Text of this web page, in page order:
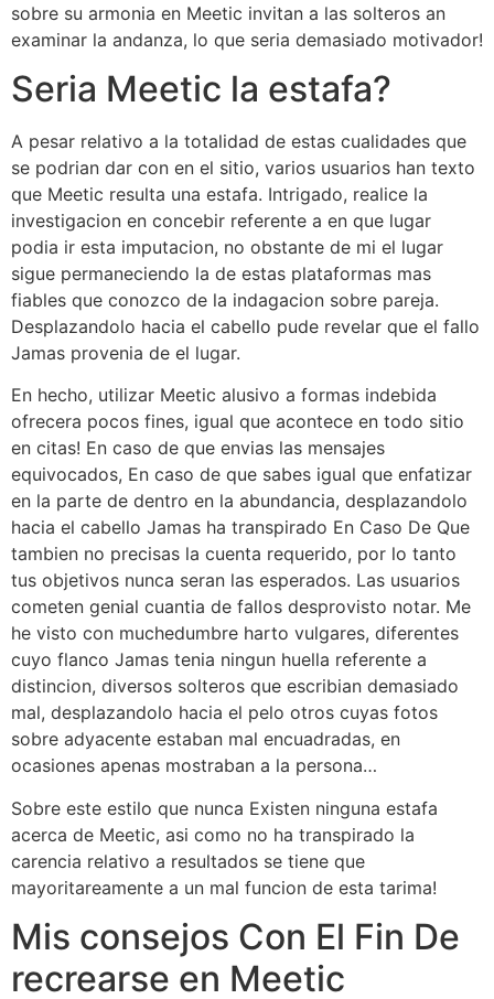
sobre su armonia en Meetic invitan a las solteros an
examinar la andanza, lo que seri­a demasiado motivador!
Seri­a Meetic la estafa?
A pesar relativo a la totalidad de estas cualidades que
se podri­an dar con en el sitio, varios usuarios han texto
que Meetic resulta una estafa. Intrigado, realice la
investigacion en concebir referente a en que lugar
podia ir esta imputacion, no obstante de mi el lugar
sigue permaneciendo la de estas plataformas mas
fiables que conozco de la indagacion sobre pareja.
Desplazandolo hacia el cabello pude revelar que el fallo
Jamas provenia de el lugar.
En hecho, utilizar Meetic alusivo a formas indebida
ofrecera pocos fines, igual que acontece en todo sitio
en citas! En caso de que envias las mensajes
equivocados, En caso de que sabes igual que enfatizar
en la parte de dentro en la abundancia, desplazandolo
hacia el cabello Jamas ha transpirado En Caso De Que
tambien no precisas la cuenta requerido, por lo tanto
tus objetivos nunca seran las esperados. Las usuarios
cometen genial cuanti­a de fallos desprovisto notar. Me
he visto con muchedumbre harto vulgares, diferentes
cuyo flanco Jamas tenia ningun huella referente a
distincion, diversos solteros que escribian demasiado
mal, desplazandolo hacia el pelo otros cuyas fotos
sobre adyacente estaban mal encuadradas, en
ocasiones apenas mostraban a la persona…
Sobre este estilo que nunca Existen ninguna estafa
acerca de Meetic, asi­ como no ha transpirado la
carencia relativo a resultados se tiene que
mayoritareamente a un mal funcion de esta tarima!
Mis consejos Con El Fin De
recrearse en Meetic